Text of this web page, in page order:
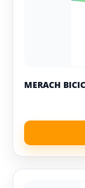
MERACH